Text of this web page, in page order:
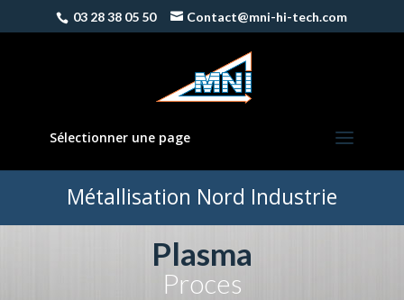
03 28 38 05 50 Contact@mni-hi-tech.com
Sélectionner une page
Métallisation Nord Industrie
Plasma
Proces